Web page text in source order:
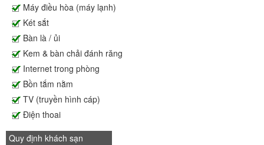
Máy điều hòa (máy lạnh)
Két sắt
Bàn là / ủi
Kem & bàn chải đánh răng
Internet trong phòng
Bồn tắm nằm
TV (truyền hình cáp)
Điện thoai
Quy định khách sạn